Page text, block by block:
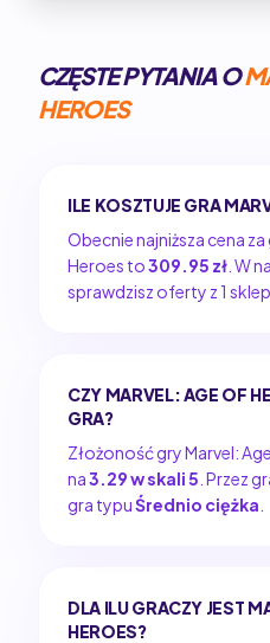
CZĘSTE PYTANIA O
HEROES
ILE KOSZTUJE GRA
Obecnie najniższa cena
Heroes to309.95 zł . W
sprawdzisz oferty z 1
CZY MARVEL: AGE OF
GRA?
Złożoność gry Marvel:
na3.29 w skali 5 . Przez
gra typuŚrednio ciężka
DLA ILU GRACZY JEST
HEROES?